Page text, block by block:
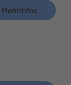
Mehr Infos